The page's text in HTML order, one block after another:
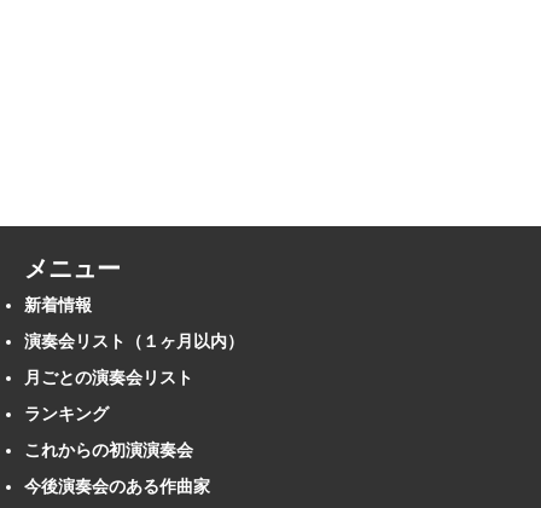
メニュー
新着情報
演奏会リスト（１ヶ月以内）
月ごとの演奏会リスト
ランキング
これからの初演演奏会
今後演奏会のある作曲家